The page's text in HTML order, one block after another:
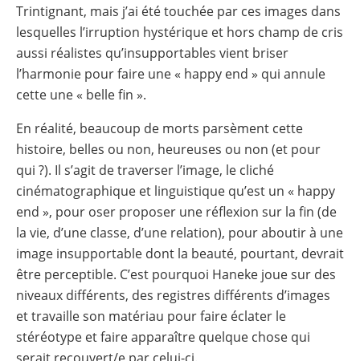
Trintignant, mais j’ai été touchée par ces images dans
lesquelles l’irruption hystérique et hors champ de cris
aussi réalistes qu’insupportables vient briser
l’harmonie pour faire une « happy end » qui annule
cette une « belle fin ».
En réalité, beaucoup de morts parsèment cette
histoire, belles ou non, heureuses ou non (et pour
qui ?). Il s’agit de traverser l’image, le cliché
cinématographique et linguistique qu’est un « happy
end », pour oser proposer une réflexion sur la fin (de
la vie, d’une classe, d’une relation), pour aboutir à une
image insupportable dont la beauté, pourtant, devrait
être perceptible. C’est pourquoi Haneke joue sur des
niveaux différents, des registres différents d’images
et travaille son matériau pour faire éclater le
stéréotype et faire apparaître quelque chose qui